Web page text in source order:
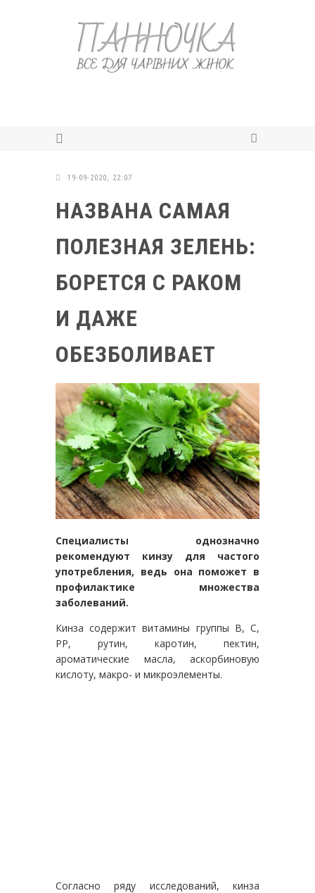
19-09-2020, 22:07
НАЗВАНА САМАЯ
ПОЛЕЗНАЯ ЗЕЛЕНЬ:
БОРЕТСЯ С РАКОМ
И ДАЖЕ
ОБЕЗБОЛИВАЕТ
Специалисты однозначно
рекомендуют кинзу для частого
употребления, ведь она поможет в
профилактике множества
заболеваний.
Кинза содержит витамины группы В, С,
РР, рутин, каротин, пектин,
ароматические масла, аскорбиновую
кислоту, макро- и микроэлементы.
Согласно ряду исследований, кинза